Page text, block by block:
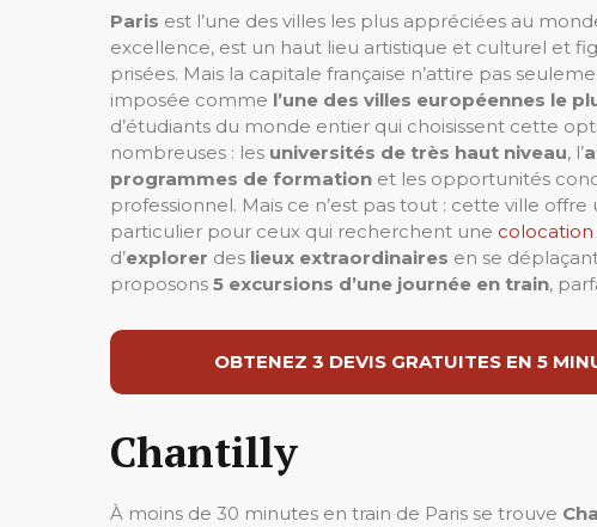
Paris est l’une des villes les plus appréciées au
excellence, est un haut lieu artistique et culturel et
prisées. Mais la capitale française n’attire pas
imposée comme l’une des villes européennes le
d’étudiants du monde entier qui choisissent cette
nombreuses : les universités de très haut niveau, l’
programmes de formation et les opportunités
professionnel. Mais ce n’est pas tout : cette ville offre
particulier pour ceux qui recherchent une
d’explorer des lieux extraordinaires en se
proposons 5 excursions d’une journée en train,
OBTENEZ 3 DEVIS GRATUITES EN 5
Chantilly
À moins de 30 minutes en train de Paris se trouve